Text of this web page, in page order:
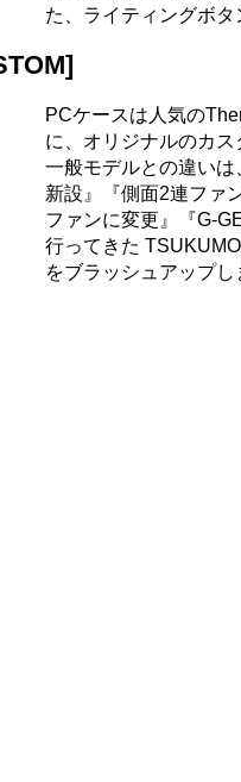
た、ライティングボタ
PCケースは人気の
に、オリジナルのカス
一般モデルとの違い
新設』『側面2連ファ
ファンに変更』『G-
行ってきた
をブラッシュアップし